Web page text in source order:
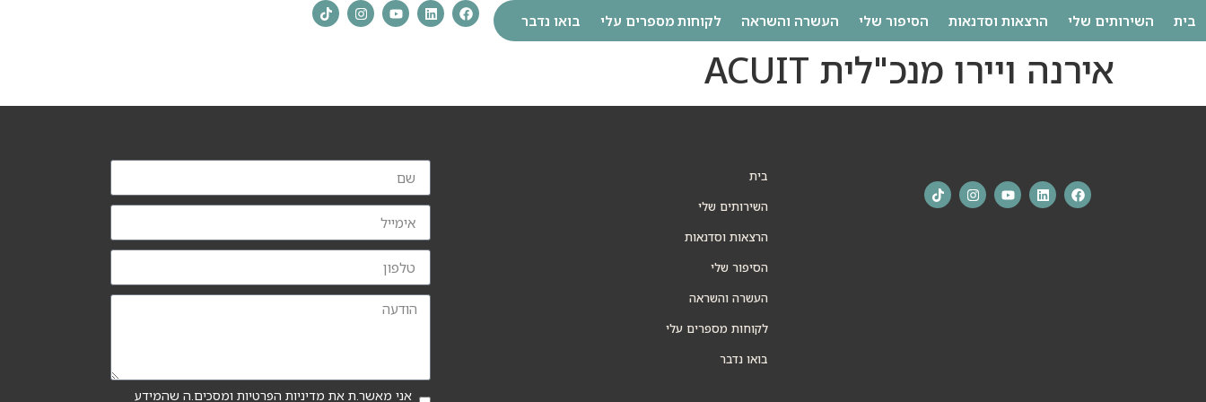
בית השירותים שלי הרצאות וסדנאות הסיפור שלי העשרה והשראה לקוחות מספרים עלי בואו נדבר
אירנה ויירו מנכ"לית ACUIT
בית
השירותים שלי
הרצאות וסדנאות
הסיפור שלי
העשרה והשראה
לקוחות מספרים עלי
בואו נדבר
אני מאשר.ת את מדיניות הפרטיות ומסכים.ה שהמידע